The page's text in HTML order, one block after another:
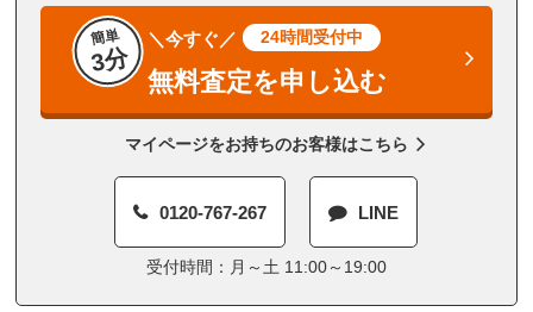
簡単
3分
＼今すぐ／ 24時間受付中
無料査定を申し込む
マイページをお持ちのお客様はこちら
0120-767-267 LINE
受付時間：月～土 11:00～19:00